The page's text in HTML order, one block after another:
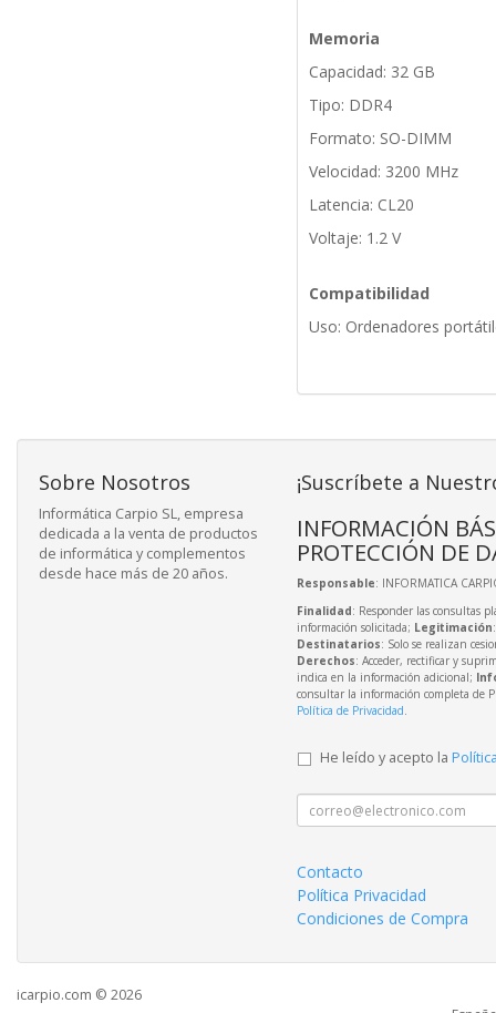
Memoria
Capacidad: 32 GB
Tipo: DDR4
Formato: SO-DIMM
Velocidad: 3200 MHz
Latencia: CL20
Voltaje: 1.2 V
Compatibilidad
Uso: Ordenadores
Sobre Nosotros
Informática Carpio SL, empresa
dedicada a la venta de productos
de informática y complementos
desde hace más de 20 años.
¡Suscríbete a
INFORMACIÓN
PROTECCIÓN DE
Responsable: INFORMATICA
Finalidad: Responder las consultas
información solicitada; Legitimación
Destinatarios: Solo se realizan
Derechos: Acceder, rectificar y
indica en la información adicional;
consultar la información completa de
Política de Privacidad.
He leído y acepto la
Contacto
Política Privacidad
Condiciones de Compra
icarpio.com © 2026